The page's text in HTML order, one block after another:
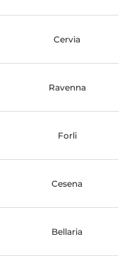
Cervia
Ravenna
Forli
Cesena
Bellaria